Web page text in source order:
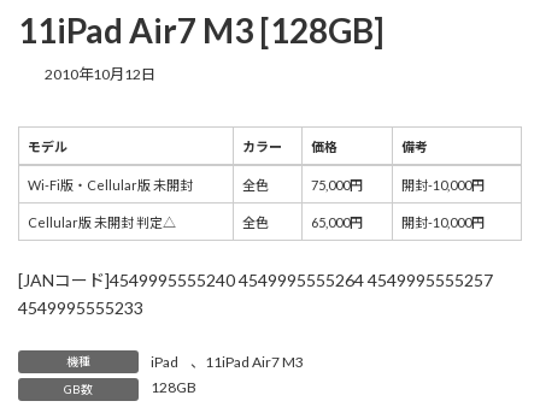
11iPad Air7 M3 [128GB]
2010年10月12日
モデル カラー 価格
備考
モデル
カラー 備考
Wi-Fi版・Cellular版 未開封 全色 75,000円 開封-10,000円
Cellular版 未開封 判定△ 全色 65,000円 開封-10,000円
[JANコード]4549995555240 4549995555264 4549995555257
4549995555233
機種 iPad 、 11iPad Air7 M3
GB数 128GB